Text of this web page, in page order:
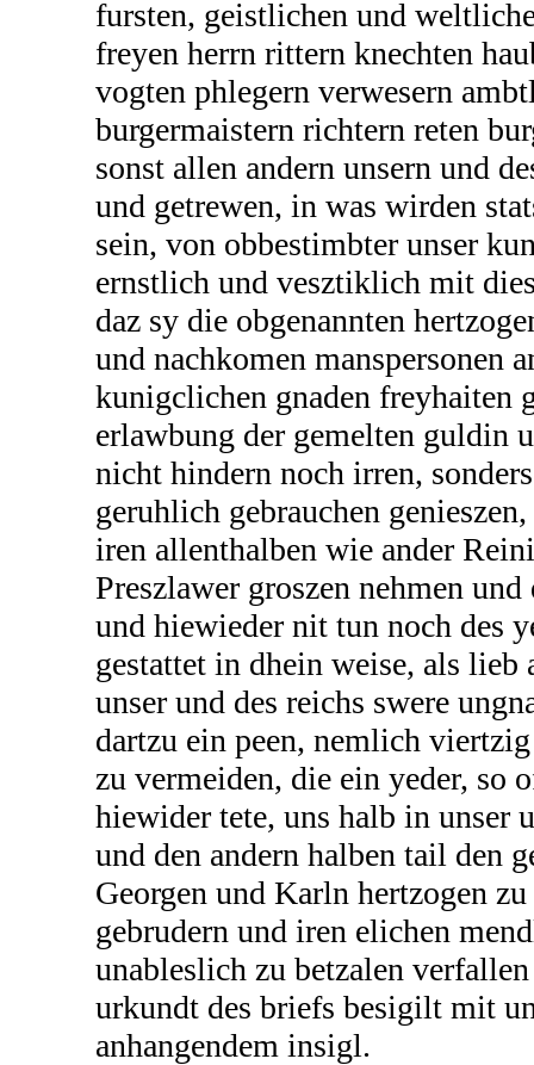
fursten, geistlichen und
freyen herrn rittern knechten
vogten phlegern verwesern
burgermaistern richtern reten
sonst allen andern unsern und
und getrewen, in was wirden
sein, von obbestimbter unser
ernstlich und vesztiklich mit
daz sy die obgenannten
und nachkomen manspersonen
kunigclichen gnaden freyhaiten
erlawbung der gemelten guldin
nicht hindern noch irren,
geruhlich gebrauchen
iren allenthalben wie ander
Preszlawer groszen nehmen
und hiewieder nit tun noch des
gestattet in dhein weise, als lieb
unser und des reichs swere
dartzu ein peen, nemlich
zu vermeiden, die ein yeder, so
hiewider tete, uns halb in unser
und den andern halben tail den
Georgen und Karln hertzogen
gebrudern und iren elichen
unableslich zu betzalen
urkundt des briefs besigilt mit
anhangendem insigl.